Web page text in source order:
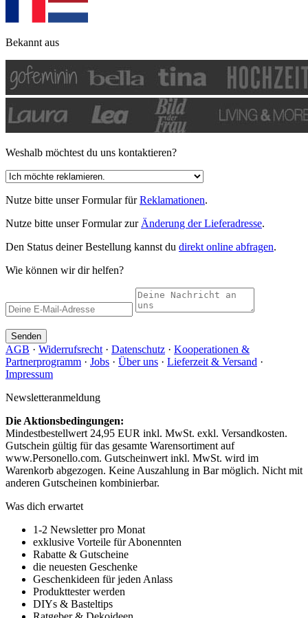
Bekannt aus
Weshalb möchtest du uns kontaktieren?
Nutze bitte unser Formular fürReklamationen.
Nutze bitte unser Formular zur Änderung der Lieferadresse.
Den Status deiner Bestellung kannst du direkt online abfragen.
Wie können wir dir helfen?
Senden
AGB · Widerrufsrecht · Datenschutz · Kooperationen &
Partnerprogramm · Jobs · Über uns · Lieferzeit & Versand ·
Impressum
Newsletteranmeldung
Die Aktionsbedingungen:
Mindestbestellwert 24,95 EUR inkl. MwSt. exkl. Versandkosten.
Gutschein gültig für das gesamte Warensortiment auf
www.Personello.com. Gutscheinwert inkl. MwSt. wird im
Warenkorb abgezogen. Keine Auszahlung in Bar möglich. Nicht mit
anderen Gutscheinen kombinierbar.
Was dich erwartet
1-2 Newsletter pro Monat
exklusive Vorteile für Abonennten
Rabatte & Gutscheine
die neuesten Geschenke
Geschenkideen für jeden Anlass
Produkttester werden
DIYs & Basteltips